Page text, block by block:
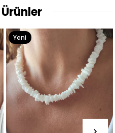
Yeni
Ürün